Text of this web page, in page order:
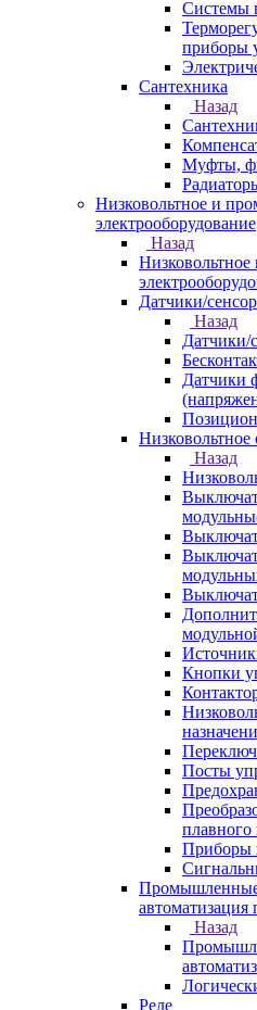
Системы
приборы
Сантехника
Назад
Муфты,
Низковольтное и
электрооборудование
Назад
Датчики/
Назад
Датчики/
Датчики
Низковольтное
Назад
Кнопки
Посты
плавного
Приборы
автоматизация
Назад
Реле